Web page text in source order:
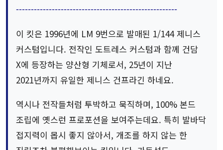
------------------------------------------------------
이 킷은 1996년에 LM 9번으로 발매된 1/144 제니스
커스텀입니다. 전작인 도트레스 커스텀과 함께 건담
X에 등장하는 양산형 기체로서, 25년이 지난
2021년까지 유일한 제니스 건프라긴 하네요.
역시나 전작들처럼 투박하고 묵직하며, 100% 본드
조립에 옛스런 프로포션을 보여주는데요. 특히 발바닥
접지력이 몹시 좋지 않아서, 개조를 하지 않는 한